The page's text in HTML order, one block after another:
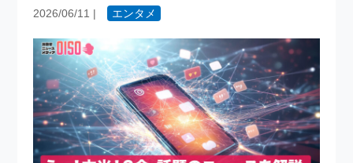
2026/06/11 | エンタメ